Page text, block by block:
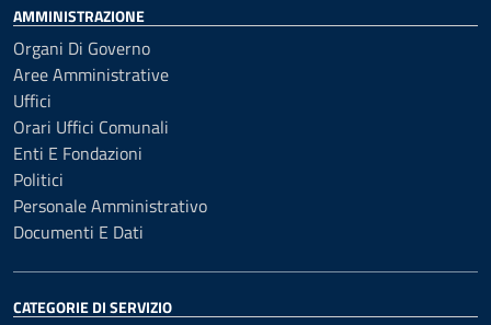
AMMINISTRAZIONE
Organi Di Governo
Aree Amministrative
Uffici
Orari Uffici Comunali
Enti E Fondazioni
Politici
Personale Amministrativo
Documenti E Dati
CATEGORIE DI SERVIZIO